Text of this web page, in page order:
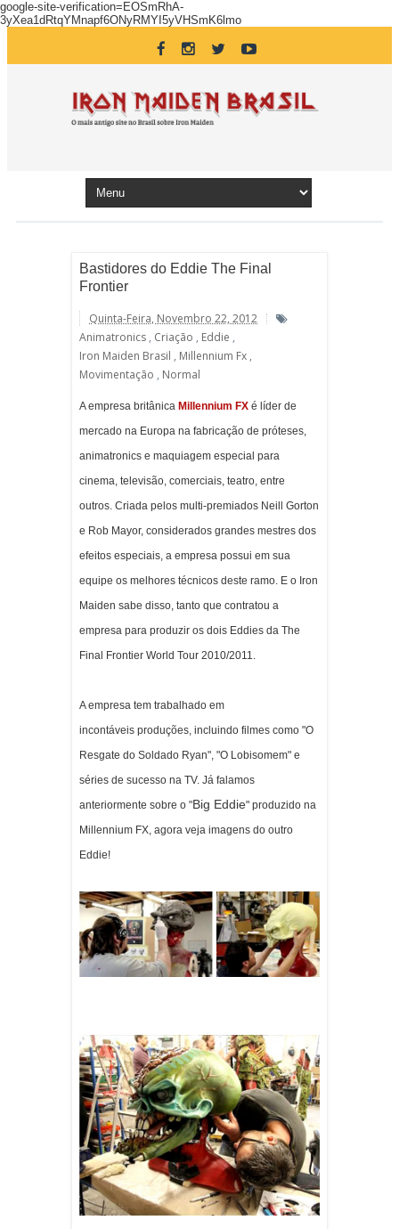
google-site-verification=EOSmRhA-
3yXea1dRtqYMnapf6ONyRMYI5yVHSmK6lmo
Bastidores do Eddie The Final
Frontier
Quinta-Feira, Novembro 22, 2012
Animatronics , Criação , Eddie ,
Iron Maiden Brasil , Millennium Fx ,
Movimentação , Normal
A empresa britânica Millennium FX é líder de
mercado na Europa na fabricação de próteses,
animatronics e maquiagem especial para
cinema, televisão, comerciais, teatro, entre
outros. Criada pelos multi-premiados Neill Gorton
e Rob Mayor, considerados grandes mestres dos
efeitos especiais, a empresa possui em sua
equipe os melhores técnicos deste ramo. E o Iron
Maiden sabe disso, tanto que contratou a
empresa para produzir os dois Eddies da The
Final Frontier World Tour 2010/2011.
A empresa tem trabalhado em
incontáveis produções, incluindo filmes como "O
Resgate do Soldado Ryan", "O Lobisomem" e
séries de sucesso na TV. Já falamos
anteriormente sobre o "Big Eddie" produzido na
Millennium FX, agora veja imagens do outro
Eddie!